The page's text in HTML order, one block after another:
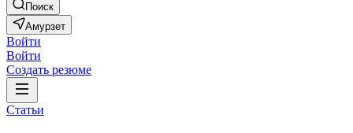
Поиск
Амурзет
Войти
Войти
Создать резюме
Статьи